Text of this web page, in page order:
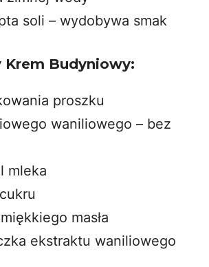
soli – wydobywa smak
Krem Budyniowy:
proszku
waniliowego – bez
mleka
masła
ekstraktu waniliowego